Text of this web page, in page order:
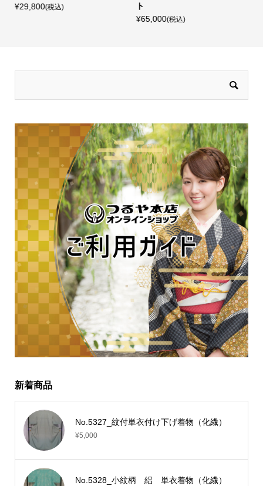
品）
新着商品
No.5327_紋付単衣付け下げ着物（化繊）
¥5,000
No.5328_小紋柄 絽 単衣着物（化繊）